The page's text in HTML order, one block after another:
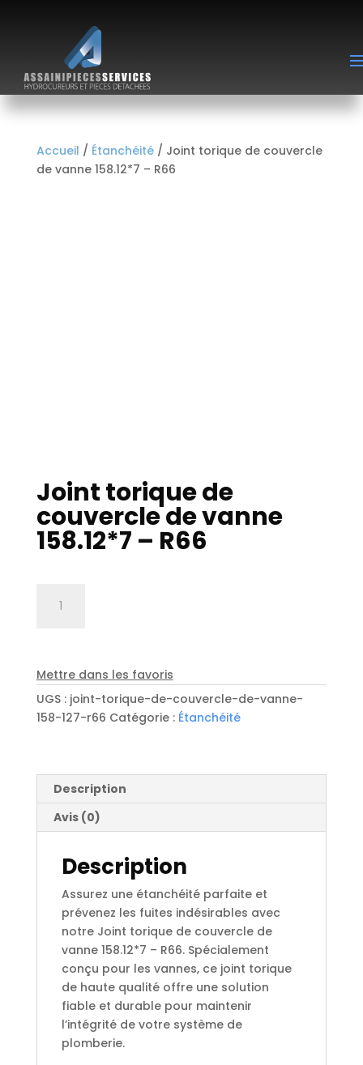
Accueil / Étanchéité/ Joint torique de couvercle
de vanne 158.12*7 – R66
Joint torique de
couvercle de vanne
158.12*7 – R66
de
couvercle
de
vanne
R66
Mettre dans les favoris
UGS : joint-torique-de-couvercle-de-vanne-
158-127-r66 Catégorie : Étanchéité
Description
Avis (0)
Description
Assurez une étanchéité parfaite et
prévenez les fuites indésirables avec
notre Joint torique de couvercle de
vanne 158.12*7 – R66. Spécialement
conçu pour les vannes, ce joint torique
de haute qualité offre une solution
fiable et durable pour maintenir
l’intégrité de votre système de
plomberie.